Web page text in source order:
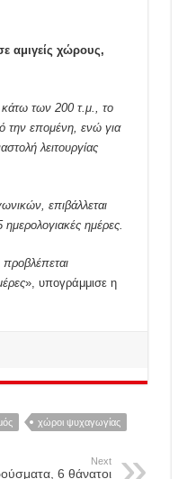
αμιγείς χώρους,
κάτω των 200 τ.μ., το
την επομένη, ενώ για
λειτουργίας
επιβάλλεται
ημέρες.
», υπογράμμισε η
χώροι ψυχαγωγίας
Next
6 θάνατοι